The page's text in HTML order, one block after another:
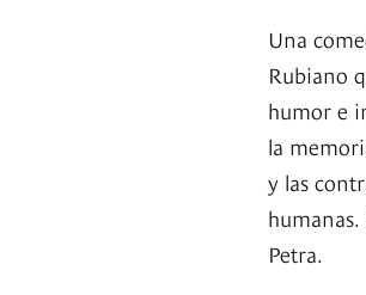
Una
Rubiano
humor e
la
y las
humanas.
Petra.